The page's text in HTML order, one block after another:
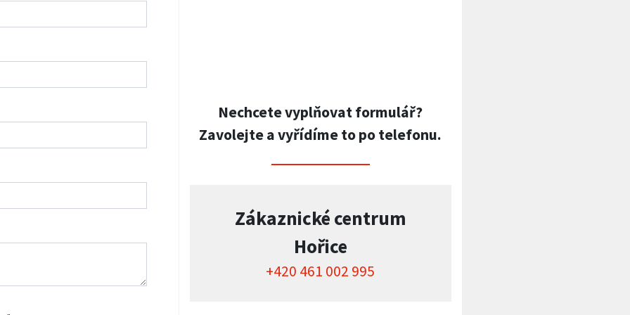
Nechcete vyplňovat formulář?
Zavolejte a vyřídíme to po telefonu.
Zákaznické centrum
Hořice
+420 461 002 995